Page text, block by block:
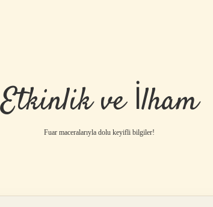
Etkinlik ve İlham
Fuar maceralarıyla dolu keyifli bilgiler!